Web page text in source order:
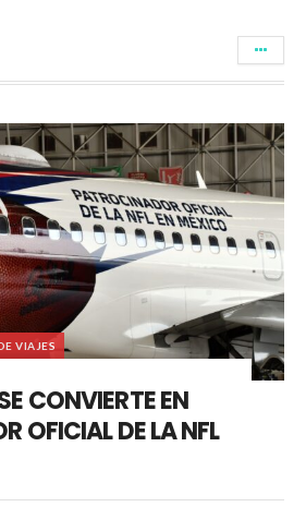
VIAJES
CONVIERTE EN
OFICIAL DE LA NFL